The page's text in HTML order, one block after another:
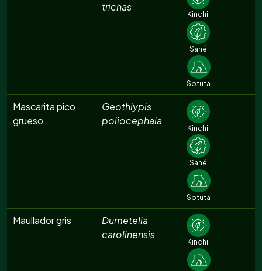
trichas
Kinchil
Sahé
Sotuta
Mascarita pico
grueso
Geothlypis
poliocephala
Kinchil
Sahé
Sotuta
Maullador gris
Dumetella
carolinensis
Kinchil